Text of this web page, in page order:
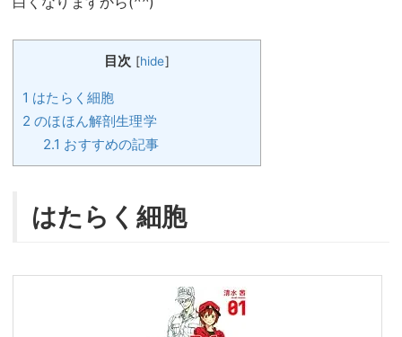
目次 [hide]
1 はたらく細胞
2 のほほん解剖生理学
2.1 おすすめの記事
はたらく細胞